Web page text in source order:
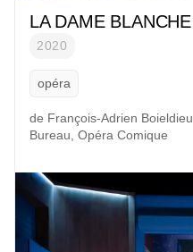
LA DAME BLANCHE
2020
opéra
de François-Adrien Boieldieu
Bureau Opéra Comique